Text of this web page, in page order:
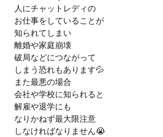
人にチャットレディの
お仕事をしていることが
知られてしまい
離婚や家庭崩壊
破局などにつながって
しまう恐れもあります💦
また最悪の場合
会社や学校に知られると
解雇や退学にも
なりかねず最大限注意
しなければなりません😭